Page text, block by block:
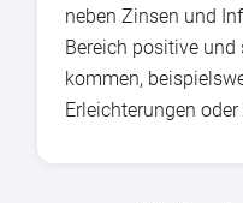
neben Zinsen und
Bereich positive
kommen,
Erleichterungen